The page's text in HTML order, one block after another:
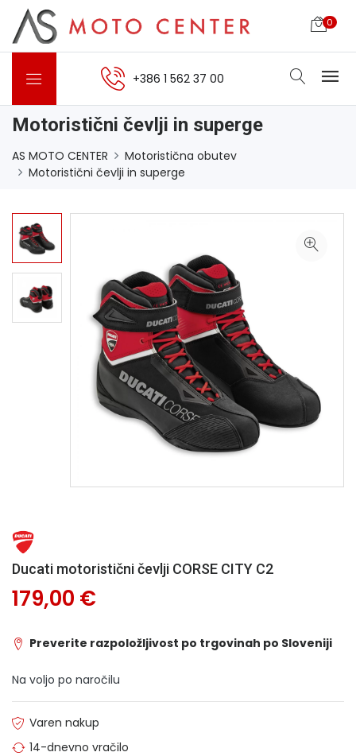
0
+386 1 562 37 00
Motoristični čevlji in superge
AS MOTO CENTER
Motoristična obutev
Motoristični čevlji in superge
Ducati motoristični čevlji CORSE CITY C2
179,00 €
Preverite razpoložljivost po trgovinah po Sloveniji
Na voljo po naročilu
Varen nakup
14-dnevno vračilo